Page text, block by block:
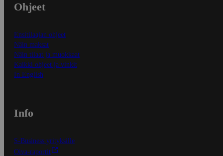
Ohjeet
Ensitilaajan ohjeet
Näin maksat
Näin tilaat ja muokkaat
Kaikki ohjeet ja vinkit
In English
Info
S-Business yrityksille
Oiva-raportit